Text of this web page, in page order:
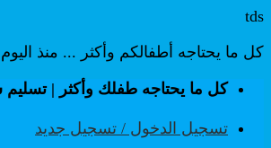
tds
كل ما يحتاجه أطفالكم وأكثر ... منذ
تخطيكل ما يحتاجه طفلك وأكثر | تسليم
تسجيل الدخول / تسجيل جديد